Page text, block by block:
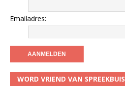
Emailadres:
WORD VRIEND VAN SPREEKBUIS